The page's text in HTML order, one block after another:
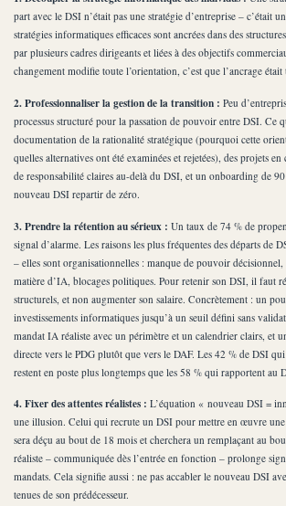
part avec le DSI n’était pas une stratégie d’entreprise – c’était
stratégies informatiques efficaces sont ancrées dans des
par plusieurs cadres dirigeants et liées à des objectifs
changement modifie toute l’orientation, c’est que l’ancrage
2. Professionnaliser la gestion de la transition : Peu
processus structuré pour la passation de pouvoir entre DSI. Ce
documentation de la rationalité stratégique (pourquoi cette
quelles alternatives ont été examinées et rejetées), des projets en
de responsabilité claires au-delà du DSI, et un onboarding de
nouveau DSI repartir de zéro.
3. Prendre la rétention au sérieux : Un taux de 74 % de
signal d’alarme. Les raisons les plus fréquentes des départs de
– elles sont organisationnelles : manque de pouvoir décisionnel,
matière d’IA, blocages politiques. Pour retenir son DSI, il faut
structurels, et non augmenter son salaire. Concrètement : un
investissements informatiques jusqu’à un seuil défini sans
mandat IA réaliste avec un périmètre et un calendrier clairs, et
directe vers le PDG plutôt que vers le DAF. Les 42 % de DSI
restent en poste plus longtemps que les 58 % qui rapportent au
4. Fixer des attentes réalistes : L’équation « nouveau DSI =
une illusion. Celui qui recrute un DSI pour mettre en œuvre
sera déçu au bout de 18 mois et cherchera un remplaçant au
réaliste – communiquée dès l’entrée en fonction – prolonge
mandats. Cela signifie aussi : ne pas accabler le nouveau DSI
tenues de son prédécesseur.